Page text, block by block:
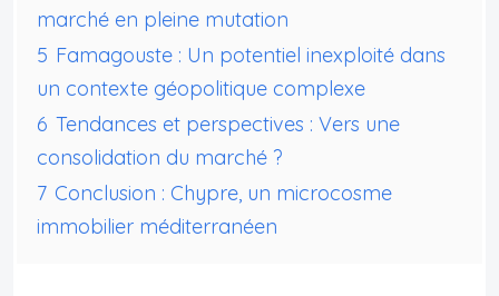
marché en pleine mutation
5 Famagouste : Un potentiel inexploité dans
un contexte géopolitique complexe
6 Tendances et perspectives : Vers une
consolidation du marché ?
7 Conclusion : Chypre, un microcosme
immobilier méditerranéen